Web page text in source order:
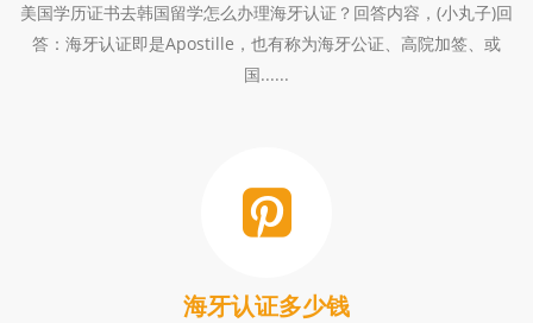
美国学历证书去韩国留学怎么办理海牙认证？回答内容，(小丸子)回
答：海牙认证即是Apostille，也有称为海牙公证、高院加签、或
国......
海牙认证多少钱